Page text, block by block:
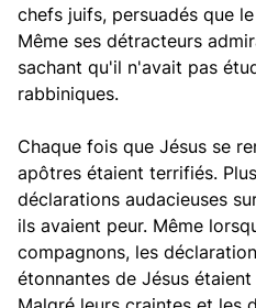
chefs juifs, persuadés que
Même ses détracteurs
sachant qu'il n'avait pas
rabbiniques.
Chaque fois que Jésus se
apôtres étaient terrifiés.
déclarations audacieuses
ils avaient peur. Même
compagnons, les
étonnantes de Jésus